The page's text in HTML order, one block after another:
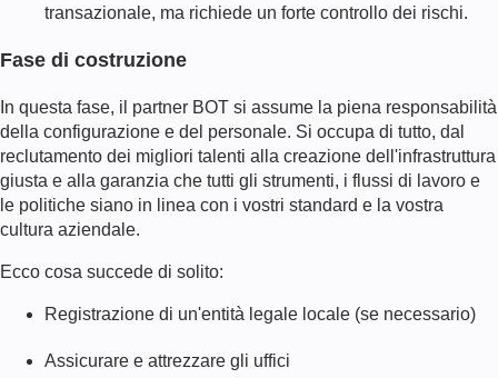
transazionale, ma richiede un forte controllo dei rischi.
Fase di costruzione
In questa fase, il partner BOT si assume la piena responsabilità
della configurazione e del personale. Si occupa di tutto, dal
reclutamento dei migliori talenti alla creazione dell'infrastruttura
giusta e alla garanzia che tutti gli strumenti, i flussi di lavoro e
le politiche siano in linea con i vostri standard e la vostra
cultura aziendale.
Ecco cosa succede di solito:
Registrazione di un'entità legale locale (se necessario)
Assicurare e attrezzare gli uffici